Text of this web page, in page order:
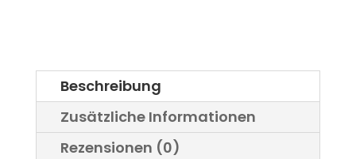
Beschreibung
Zusätzliche Informationen
Rezensionen (0)